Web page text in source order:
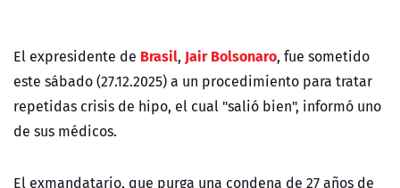
El expresidente de Brasil, Jair Bolsonaro, fue sometido
este sábado (27.12.2025) a un procedimiento para tratar
repetidas crisis de hipo, el cual "salió bien", informó uno
de sus médicos.
El exmandatario, que purga una condena de 27 años de